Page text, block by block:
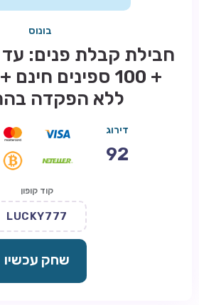
בונוס
ללא הפקדה
דירוג
92
קוד קופון
LUCKY777
שחק עכשיו